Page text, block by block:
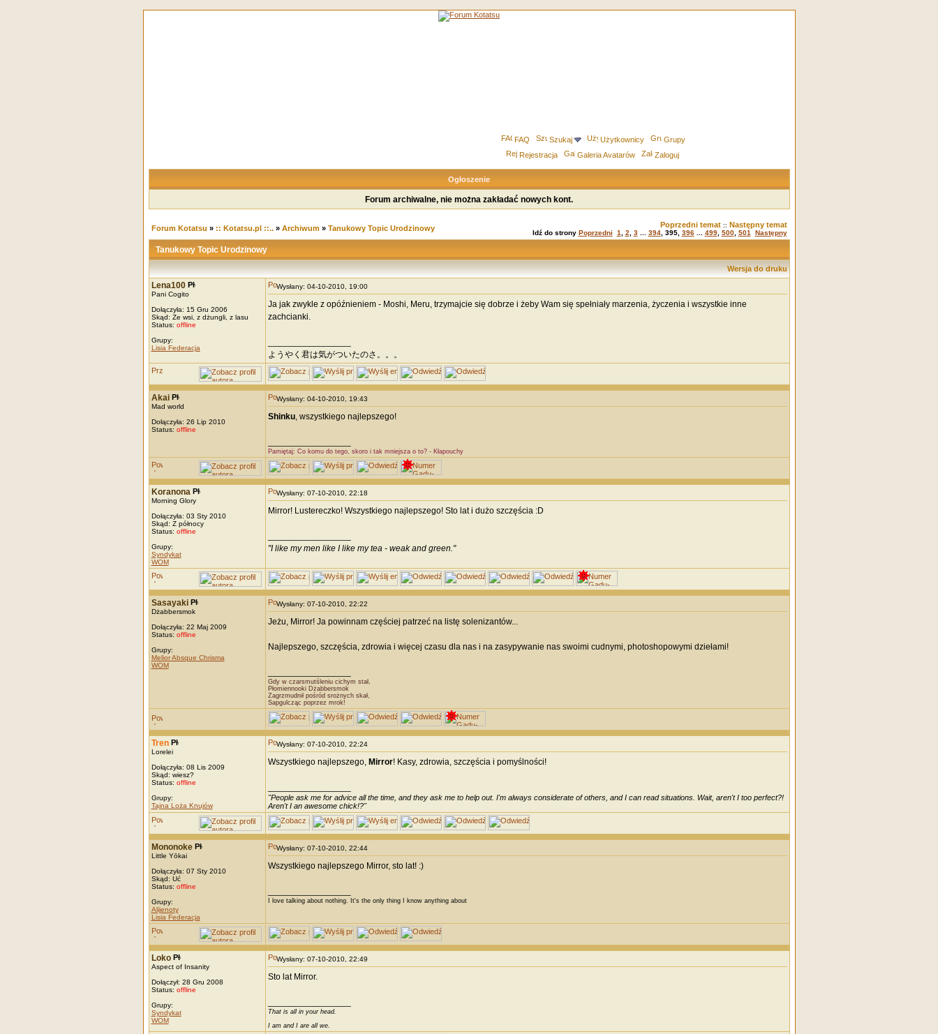
FAQ Szukaj Użytkownicy
Grupy
Rejestracja
Galeria Avatarów Zaloguj
Ogłoszenie
Forum archiwalne, nie można zakładać nowych kont.
Forum Kotatsu » :: Kotatsu.pl ::..» Archiwum» Tanukowy Topic Urodzinowy Poprzedni temat:: Następny temat
Idź do strony Poprzedni 1 2 3... 394, 395, 396... 499, 500, 501 Następny
Tanukowy Topic Urodzinowy
Wersja do druku
Lena100
Pani Cogito
Dołączyła: 15 Gru 2006
Skąd: Ze wsi, z dżungli, z lasu
Status: offline
Grupy:
Lisia Federacja
Wysłany: 04-10-2010, 19:00
Ja jak zwykle z opóźnieniem - Moshi, Meru, trzymajcie się dobrze i żeby Wam się spełniały marzenia, życzenia i wszystkie inne
zachcianki.
ようやく君は気がついたのさ。。。
Akai
Mad world
Dołączyła: 26 Lip 2010
Status: offline
Wysłany: 04-10-2010, 19:43
Shinku, wszystkiego najlepszego!
Pamiętaj: Co komu do tego, skoro i tak mniejsza o to? - Kłapouchy
Koranona
Morning Glory
Dołączyła: 03 Sty 2010
Skąd: Z północy
Status: offline
Grupy:
Syndykat
WOM
Wysłany: 07-10-2010, 22:18
Mirror! Lustereczko! Wszystkiego najlepszego! Sto lat i dużo szczęścia :D
"I like my men like I like my tea - weak and green."
Sasayaki
Dżabbersmok
Dołączyła: 22 Maj 2009
Status: offline
Grupy:
Melior Absque Chrisma
WOM
Wysłany: 07-10-2010, 22:22
Jeżu, Mirror! Ja powinnam częściej patrzeć na listę solenizantów...
Najlepszego, szczęścia, zdrowia i więcej czasu dla nas i na zasypywanie nas swoimi cudnymi, photoshopowymi dziełami!
Gdy w czarsmutśleniu cichym stał,
Płomiennooki Dżabbersmok
Zagrzmudnił pośród srożnych skał,
Sapgulcząc poprzez mrok!
Tren
Lorelei
Dołączyła: 08 Lis 2009
Skąd: wiesz?
Status: offline
Grupy:
Tajna Loża Knujów
Wysłany: 07-10-2010, 22:24
Wszystkiego najlepszego, Mirror! Kasy, zdrowia, szczęścia i pomyślności!
"People ask me for advice all the time, and they ask me to help out. I'm always considerate of others, and I can read situations. Wait, aren't I too perfect?!
Aren't I an awesome chick!?"
Mononoke
Little Yōkai
Dołączyła: 07 Sty 2010
Skąd: Uć
Status: offline
Grupy:
Alijenoty
Lisia Federacja
Wysłany: 07-10-2010, 22:44
Wszystkiego najlepszego Mirror, sto lat! :)
I love talking about nothing. It's the only thing I know anything about
Loko
Aspect of Insanity
Dołączył: 28 Gru 2008
Status: offline
Grupy:
Syndykat
WOM
Wysłany: 07-10-2010, 22:49
Sto lat Mirror.
That is all in your head.
I am and I are all we.